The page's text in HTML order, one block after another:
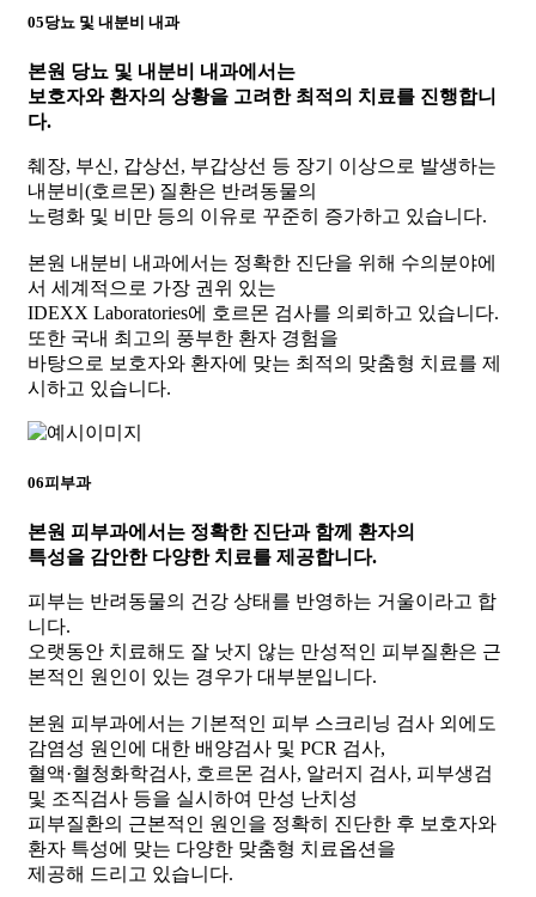
05당뇨 및 내분비 내과
본원 당뇨 및 내분비 내과에서는
보호자와 환자의 상황을 고려한 최적의 치료를 진행합니
다.
췌장, 부신, 갑상선, 부갑상선 등 장기 이상으로 발생하는
내분비(호르몬) 질환은 반려동물의
노령화 및 비만 등의 이유로 꾸준히 증가하고 있습니다.
본원 내분비 내과에서는 정확한 진단을 위해 수의분야에
서 세계적으로 가장 권위 있는
IDEXX Laboratories에 호르몬 검사를 의뢰하고 있습니다.
또한 국내 최고의 풍부한 환자 경험을
바탕으로 보호자와 환자에 맞는 최적의 맞춤형 치료를 제
시하고 있습니다.
06피부과
본원 피부과에서는 정확한 진단과 함께 환자의
특성을 감안한 다양한 치료를 제공합니다.
피부는 반려동물의 건강 상태를 반영하는 거울이라고 합
니다.
오랫동안 치료해도 잘 낫지 않는 만성적인 피부질환은 근
본적인 원인이 있는 경우가 대부분입니다.
본원 피부과에서는 기본적인 피부 스크리닝 검사 외에도
감염성 원인에 대한 배양검사 및 PCR 검사,
혈액·혈청화학검사, 호르몬 검사, 알러지 검사, 피부생검
및 조직검사 등을 실시하여 만성 난치성
피부질환의 근본적인 원인을 정확히 진단한 후 보호자와
환자 특성에 맞는 다양한 맞춤형 치료옵션을
제공해 드리고 있습니다.